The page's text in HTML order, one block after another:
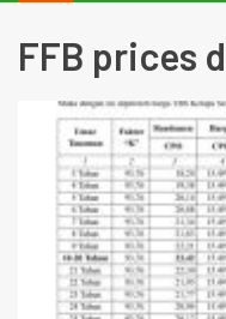
FFB prices